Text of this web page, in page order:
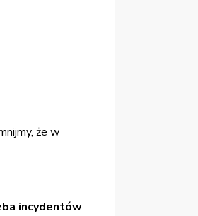
że w
incydentów